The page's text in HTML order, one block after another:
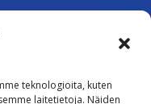
teknologioita, kuten
laitetietoja. Näiden